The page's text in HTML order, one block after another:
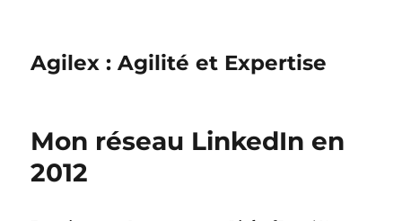
Agilex : Agilité et Expertise
Mon réseau LinkedIn en
2012